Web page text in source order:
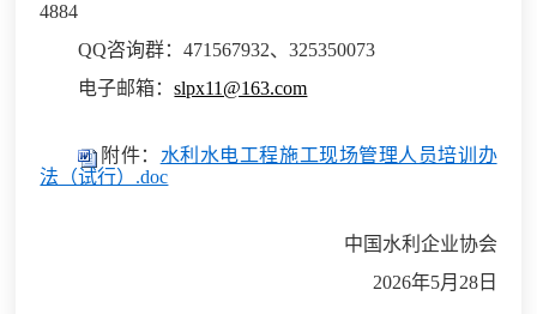
4884
QQ咨询群：471567932、325350073
电子邮箱：slpx11@163.com
附件： 水利水电工程施工现场管理人员培训办
法（试行）.doc
中国水利企业协会
2026年5月 28日